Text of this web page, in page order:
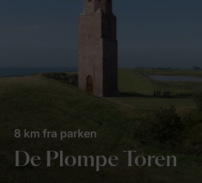
De Plompe Toren
8 km fra parken